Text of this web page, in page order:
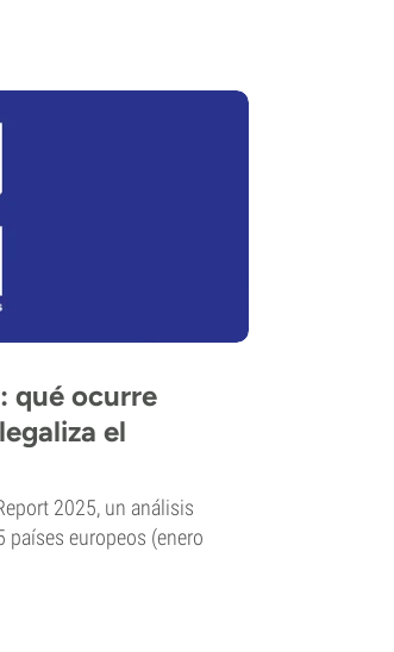
qué ocurre
el
2025, un análisis
europeos (enero